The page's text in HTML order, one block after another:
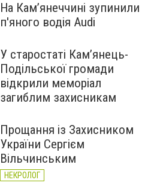
На Камʼянеччині зупинили
п'яного водія Audi
У старостаті Кам’янець-
Подільської громади
відкрили меморіал
загиблим захисникам
Прощання із Захисником
України Сергієм
Вільчинським
НЕКРОЛОГ